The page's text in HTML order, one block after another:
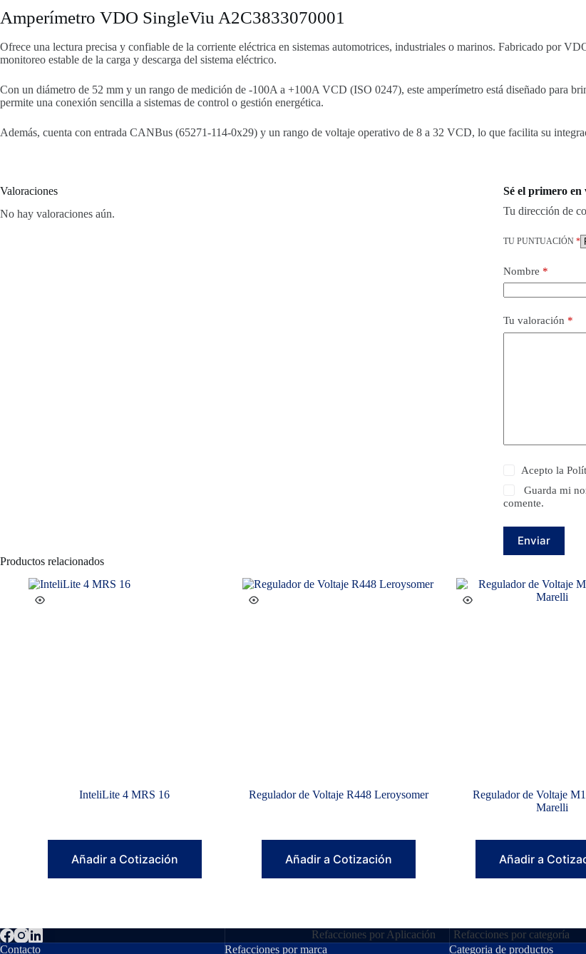
Amperímetro VDO SingleViu A2C3833070001
Ofrece una lectura precisa y confiable de la corriente eléctrica en sistemas automotrices, industriales o marinos. Fabricado por
monitoreo estable de la carga y descarga del sistema eléctrico.
Con un diámetro de 52 mm y un rango de medición de -100A a +100A VCD (ISO 0247), este amperímetro está diseñado para
permite una conexión sencilla a sistemas de control o gestión energética.
Además, cuenta con entrada CANBus (65271-114-0x29) y un rango de voltaje operativo de 8 a 32 VCD, lo que facilita su
Valoraciones
No hay valoraciones aún.
Sé el primero
Tu dirección de
TU PUNTUACIÓN *
Nombre *
Tu valoración *
Acepto la
Guarda mi
comente.
Enviar
Productos relacionados
InteliLite 4 MRS 16
Añadir a Cotización
Regulador de Voltaje R448 Leroysomer
Añadir a Cotización
Regulador de Voltaje
Marelli
Añadir a
Refacciones por Aplicación Refacciones por categoría
Contacto
Refacciones por marca Categoria de productos